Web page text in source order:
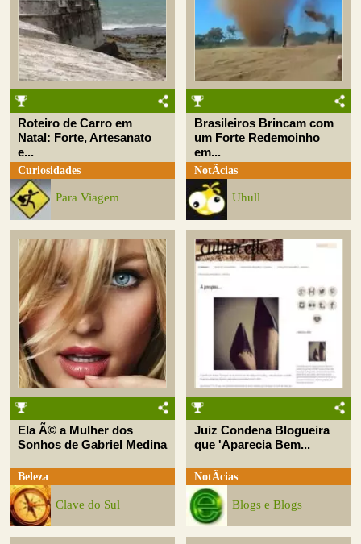
Roteiro de Carro em
Natal: Forte, Artesanato
e...
Curiosidades
Para Viagem
Brasileiros Brincam com
um Forte Redemoinho
em...
NotÃ­cias
Uhull
Ela Ã© a Mulher dos
Sonhos de Gabriel Medina
Beleza
Clave do Sul
Juiz Condena Blogueira
que 'Aparecia Bem...
NotÃ­cias
Blogs e Blogs